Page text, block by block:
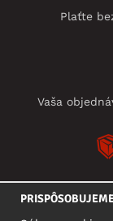
Plaťte
Vaša